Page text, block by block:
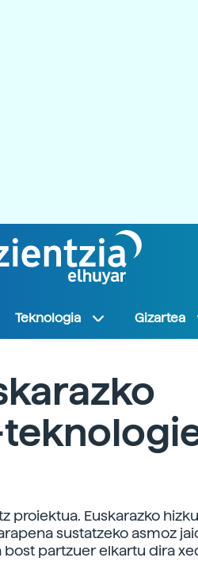
Teknologia Gizartea
proiektua. Euskarazko
sustatzeko asmoz
partzuer elkartu dira